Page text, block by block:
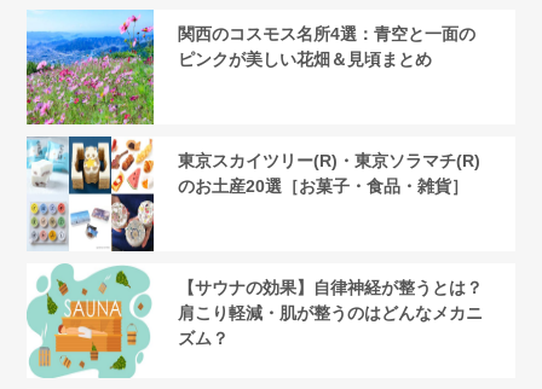
関西のコスモス名所4選：青空と一面の
ピンクが美しい花畑＆見頃まとめ
東京スカイツリー(R)・東京ソラマチ(R)
のお土産20選［お菓子・食品・雑貨］
【サウナの効果】自律神経が整うとは？
肩こり軽減・肌が整うのはどんなメカニ
ズム？